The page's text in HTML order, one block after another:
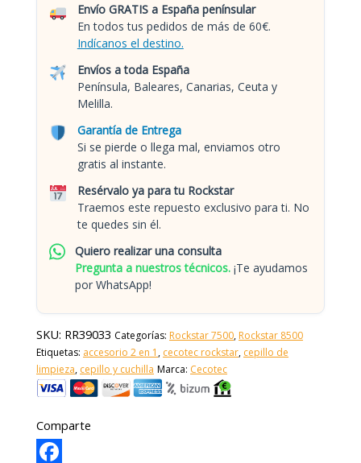
Envío GRATIS a España penínsular
En todos tus pedidos de más de 60€.
Indícanos el destino.
Envíos a toda España
Península, Baleares, Canarias, Ceuta y
Melilla.
Garantía de Entrega
Si se pierde o llega mal, enviamos otro
gratis al instante.
Resérvalo ya para tu Rockstar
Traemos este repuesto exclusivo para ti. No
te quedes sin él.
Quiero realizar una consulta
Pregunta a nuestros técnicos. ¡Te ayudamos
por WhatsApp!
SKU: RR39033 Categorías: Rockstar 7500, Rockstar 8500
Etiquetas: accesorio 2 en 1 , cecotec rockstar, cepillo de
limpieza, cepillo y cuchilla Marca: Cecotec
Comparte